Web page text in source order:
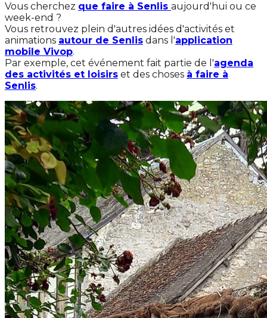
Vous cherchez que faire à Senlis aujourd'hui ou ce
week-end ?
Vous retrouvez plein d'autres idées d'activités et
animations autour de Senlis dans l'application
mobile Vivop.
Par exemple, cet événement fait partie de l'agenda
des activités et loisirs et des choses à faire à
Senlis.